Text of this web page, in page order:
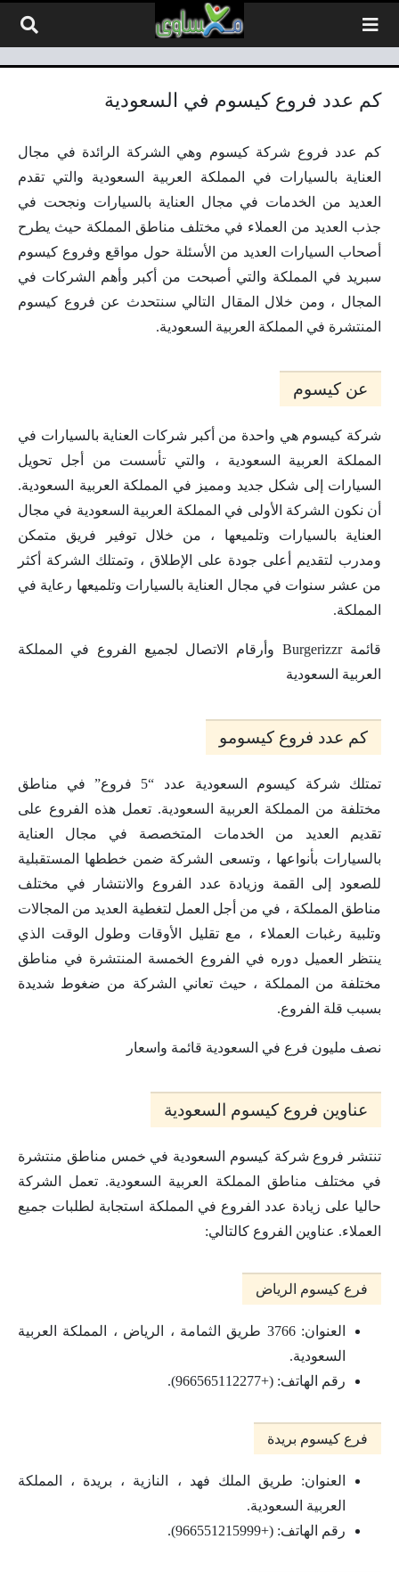
كم عدد فروع كيسوم في السعودية
كم عدد فروع شركة كيسوم وهي الشركة الرائدة في مجال
العناية بالسيارات في المملكة العربية السعودية والتي تقدم
العديد من الخدمات في مجال العناية بالسيارات ونجحت في
جذب العديد من العملاء في مختلف مناطق المملكة حيث يطرح
أصحاب السيارات العديد من الأسئلة حول مواقع وفروع كيسوم
سبريد في المملكة والتي أصبحت من أكبر وأهم الشركات في
المجال ، ومن خلال المقال التالي سنتحدث عن فروع كيسوم
المنتشرة في المملكة العربية السعودية.
عن كيسوم
شركة كيسوم هي واحدة من أكبر شركات العناية بالسيارات في
المملكة العربية السعودية ، والتي تأسست من أجل تحويل
السيارات إلى شكل جديد ومميز في المملكة العربية السعودية.
أن نكون الشركة الأولى في المملكة العربية السعودية في مجال
العناية بالسيارات وتلميعها ، من خلال توفير فريق متمكن
ومدرب لتقديم أعلى جودة على الإطلاق ، وتمتلك الشركة أكثر
من عشر سنوات في مجال العناية بالسيارات وتلميعها رعاية في
المملكة.
قائمة Burgerizzr وأرقام الاتصال لجميع الفروع في المملكة
العربية السعودية
كم عدد فروع كيسومو
تمتلك شركة كيسوم السعودية عدد “5 فروع” في مناطق
مختلفة من المملكة العربية السعودية. تعمل هذه الفروع على
تقديم العديد من الخدمات المتخصصة في مجال العناية
بالسيارات بأنواعها ، وتسعى الشركة ضمن خططها المستقبلية
للصعود إلى القمة وزيادة عدد الفروع والانتشار في مختلف
مناطق المملكة ، في من أجل العمل لتغطية العديد من المجالات
وتلبية رغبات العملاء ، مع تقليل الأوقات وطول الوقت الذي
ينتظر العميل دوره في الفروع الخمسة المنتشرة في مناطق
مختلفة من المملكة ، حيث تعاني الشركة من ضغوط شديدة
بسبب قلة الفروع.
نصف مليون فرع في السعودية قائمة واسعار
عناوين فروع كيسوم السعودية
تنتشر فروع شركة كيسوم السعودية في خمس مناطق منتشرة
في مختلف مناطق المملكة العربية السعودية. تعمل الشركة
حاليا على زيادة عدد الفروع في المملكة استجابة لطلبات جميع
العملاء. عناوين الفروع كالتالي:
فرع كيسوم الرياض
العنوان: 3766 طريق الثمامة ، الرياض ، المملكة العربية
السعودية.
رقم الهاتف: (+966565112277).
فرع كيسوم بريدة
العنوان: طريق الملك فهد ، النازية ، بريدة ، المملكة
العربية السعودية.
رقم الهاتف: (+966551215999).